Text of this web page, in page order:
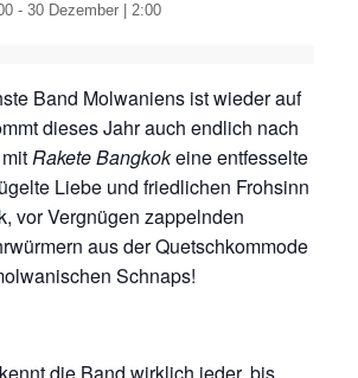
- 30 Dezember | 2:00
Band Molwaniens ist wieder auf
dieses Jahr auch endlich nach
Rakete Bangkokeine entfesselte
Liebe und friedlichen Frohsinn
vor Vergnügen zappelnden
aus der Quetschkommode
Schnaps!